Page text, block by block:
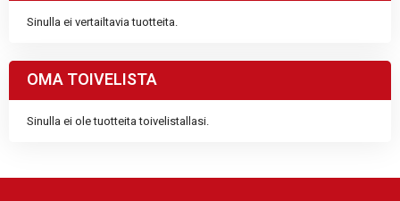
Sinulla ei vertailtavia tuotteita.
OMA TOIVELISTA
Sinulla ei ole tuotteita toivelistallasi.